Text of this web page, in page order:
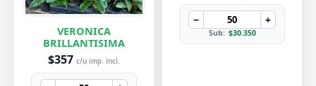
VERONICA
BRILLANTISIMA
$357 c/u imp. incl.
− +
Sub: $30.350